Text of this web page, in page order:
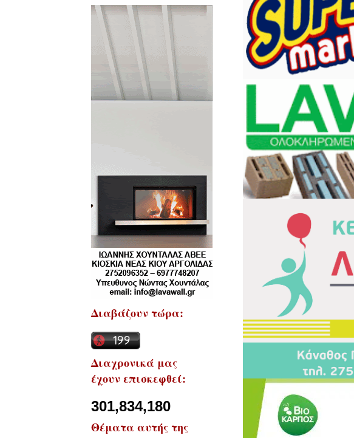
Διαβάζουν τώρα:
Διαχρονικά μας
έχουν επισκεφθεί:
301,834,180
Θέματα αυτής της